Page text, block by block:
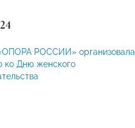
РОССИИ» организовала
ко Дню женского